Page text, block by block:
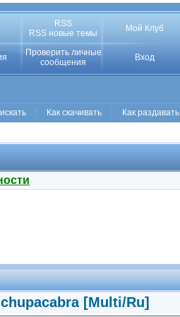
RSS
RSS новые темы
Мой Клуб
Проверить личные
сообщения
Вход
Как скачивать Как раздавать
[Multi/Ru]